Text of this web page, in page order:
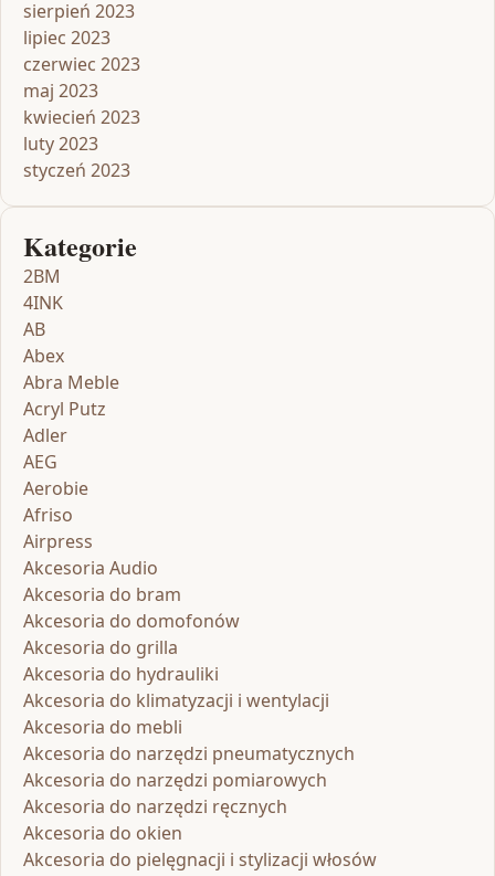
sierpień 2023
lipiec 2023
czerwiec 2023
maj 2023
kwiecień 2023
luty 2023
styczeń 2023
Kategorie
2BM
4INK
AB
Abex
Abra Meble
Acryl Putz
Adler
AEG
Aerobie
Afriso
Airpress
Akcesoria Audio
Akcesoria do bram
Akcesoria do domofonów
Akcesoria do grilla
Akcesoria do hydrauliki
Akcesoria do klimatyzacji i wentylacji
Akcesoria do mebli
Akcesoria do narzędzi pneumatycznych
Akcesoria do narzędzi pomiarowych
Akcesoria do narzędzi ręcznych
Akcesoria do okien
Akcesoria do pielęgnacji i stylizacji włosów